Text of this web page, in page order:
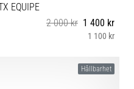
EQUIPE
2 000 kr 1 400 kr
1 100 kr
Hållbarhet